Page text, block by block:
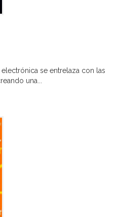
se entrelaza con las
una...